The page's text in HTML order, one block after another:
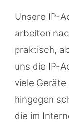
Unsere IP-
arbeiten
praktisch,
uns die IP-
viele
hingegen
die im